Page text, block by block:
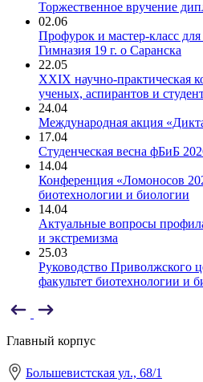
Торжественное вручение
02.06
Профурок и мастер-класс
Гимназия 19 г. о Саранска
22.05
XXIX научно-практическая
ученых, аспирантов и
24.04
Международная акция
17.04
Студенческая весна фБиБ
14.04
Конференция «Ломоносов
биотехнологии и биологии
14.04
Актуальные вопросы
и экстремизма
25.03
Руководство Приволжского
факультет биотехнологии и
Главный корпус
Большевистская ул., 68/1